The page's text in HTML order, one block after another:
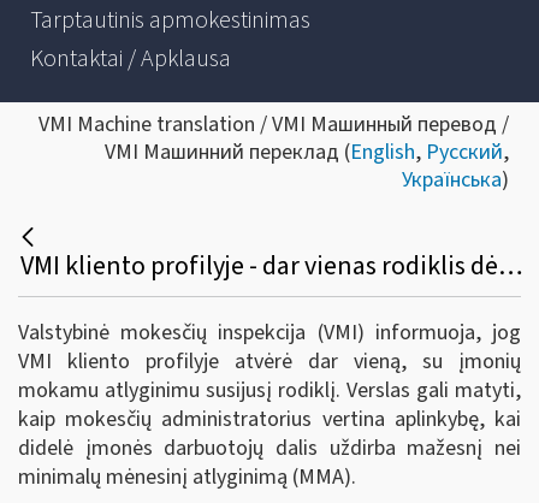
Tarptautinis apmokestinimas
Kontaktai / Apklausa
VMI Machine translation / VMI Машинный перевод /
VMI Машинний переклад (English, Русский,
Українська)
VMI kliento profilyje - dar vienas rodiklis dėl įmonių mokamo atlyginimo
Valstybinė mokesčių inspekcija (VMI) informuoja, jog
VMI kliento profilyje atvėrė dar vieną, su įmonių
mokamu atlyginimu susijusį rodiklį. Verslas gali matyti,
kaip mokesčių administratorius vertina aplinkybę, kai
didelė įmonės darbuotojų dalis uždirba mažesnį nei
minimalų mėnesinį atlyginimą (MMA).